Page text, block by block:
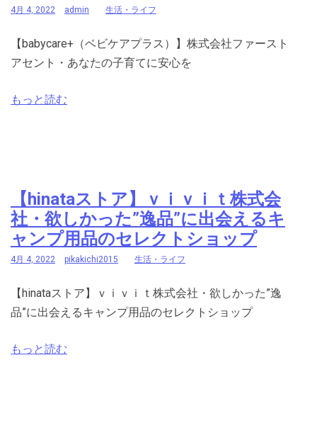
4月 4, 2022 admin 生活・ライフ
【babycare+（ベビケアプラス）】株式会社ファースト
アセント・あなたの子育てに安心を
もっと読む
【hinataストア】ｖｉｖｉｔ株式会
社・欲しかった”逸品”に出会えるキ
ャンプ用品のセレクトショップ
4月 4, 2022 pikakichi2015 生活・ライフ
【hinataストア】ｖｉｖｉｔ株式会社・欲しかった”逸
品”に出会えるキャンプ用品のセレクトショップ
もっと読む